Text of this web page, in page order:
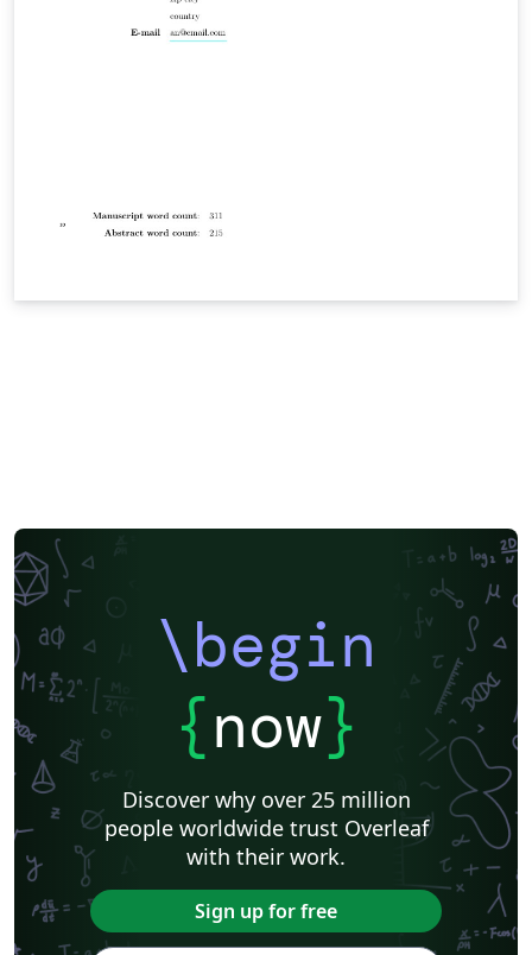
\begin
{now}
Discover why over 25 million
people worldwide trust Overleaf
with their work.
Sign up for free